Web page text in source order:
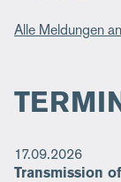
Alle Meldungen
17.09.2026
Transmission